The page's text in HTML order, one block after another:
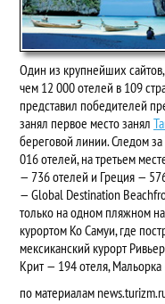
Один из крупнейших
чем 12 000 отелей в 109
представил победителей
занял первое место занял
береговой линии. Следом
016 отелей, на третьем
— 736 отелей и Греция —
— Global Destination
только на одном пляжном
курортом Ко Самуи, где
мексиканский курорт
Крит — 194 отеля,
по материалам